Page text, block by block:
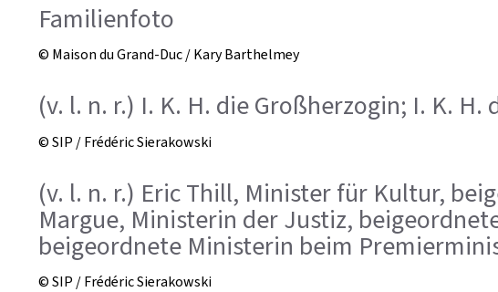
Familienfoto
© Maison du Grand-Duc / Kary Barthelmey
(v. l. n. r.) I. K. H. die Großherzogin; I. K. H.
© SIP / Frédéric Sierakowski
(v. l. n. r.) Eric Thill, Minister für Kultur,
Margue, Ministerin der Justiz,
beigeordnete Ministerin beim
© SIP / Frédéric Sierakowski